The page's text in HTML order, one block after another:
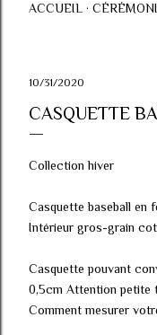
ACCUEIL
10/31/2020
CASQUETTE
Collection hiver
Casquette baseball en
Intérieur gros-grain
Casquette pouvant
0,5cm Attention petite
Comment mesurer